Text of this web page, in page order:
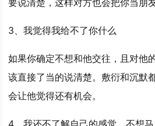
要说清楚，这样对方也会把你当朋友
3、我觉得我给不了你什么
如果你确定不想和他交往，且对他
该直接了当的说清楚。敷衍和沉默
会让他觉得还有机会。
4、我还不了解自己的感觉，不想